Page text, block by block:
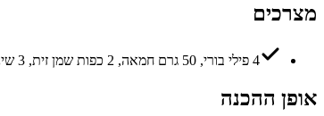
מצרכים
4 פילי בורי, 50 גרם חמאה, 2 כפות שמן זית, 3 שיני שום כתושות, 1/4 כוס שמיר קצוץ, מיץ מלימון אחד, מלח ופלפל לפי הטעם, 1/2 כוס יין לבן יבש
אופן ההכנה